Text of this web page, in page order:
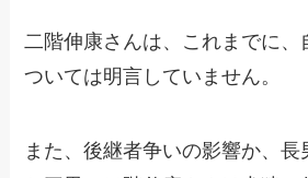
二階伸康さんは、これまでに、
ついては明言していません。
また、後継者争いの影響か、